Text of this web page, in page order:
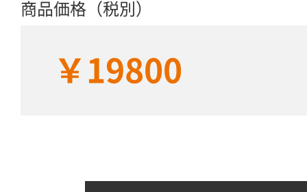
商品価格（税別）
￥19800